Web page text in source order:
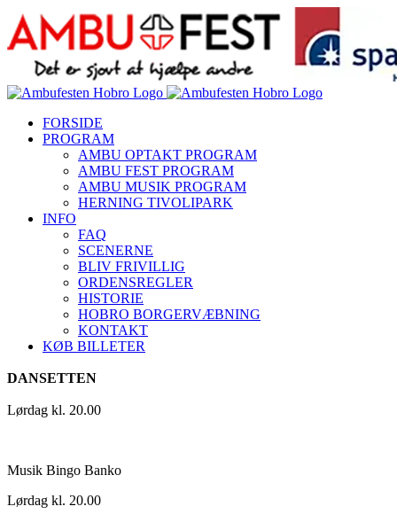
Skip
to
content
FORSIDE
PROGRAM
AMBU OPTAKT PROGRAM
AMBU FEST PROGRAM
AMBU MUSIK PROGRAM
HERNING TIVOLIPARK
INFO
FAQ
SCENERNE
BLIV FRIVILLIG
ORDENSREGLER
HISTORIE
HOBRO BORGERVÆBNING
KONTAKT
KØB BILLETER
DANSETTEN
Lørdag kl. 20.00
Musik Bingo Banko
Lørdag kl. 20.00